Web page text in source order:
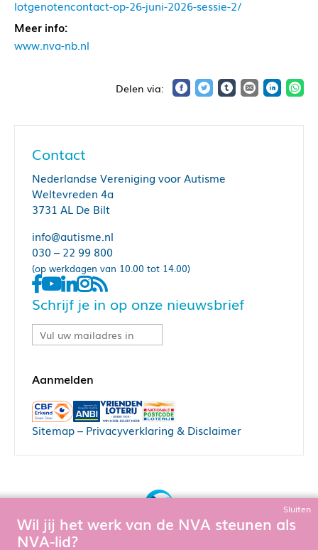
lotgenotencontact-op-26-juni-2026-sessie-2/
Meer info:
www.nva-nb.nl
Contact
Nederlandse Vereniging voor Autisme
Weltevreden 4a
3731 AL De Bilt
info@autisme.nl
030 – 22 99 800
(op werkdagen van 10.00 tot 14.00)
Schrijf je in op onze nieuwsbrief
Sitemap– Privacyverklaring & Disclaimer
Sluiten
Wil jij het werk van de NVA steunen als
NVA-lid?